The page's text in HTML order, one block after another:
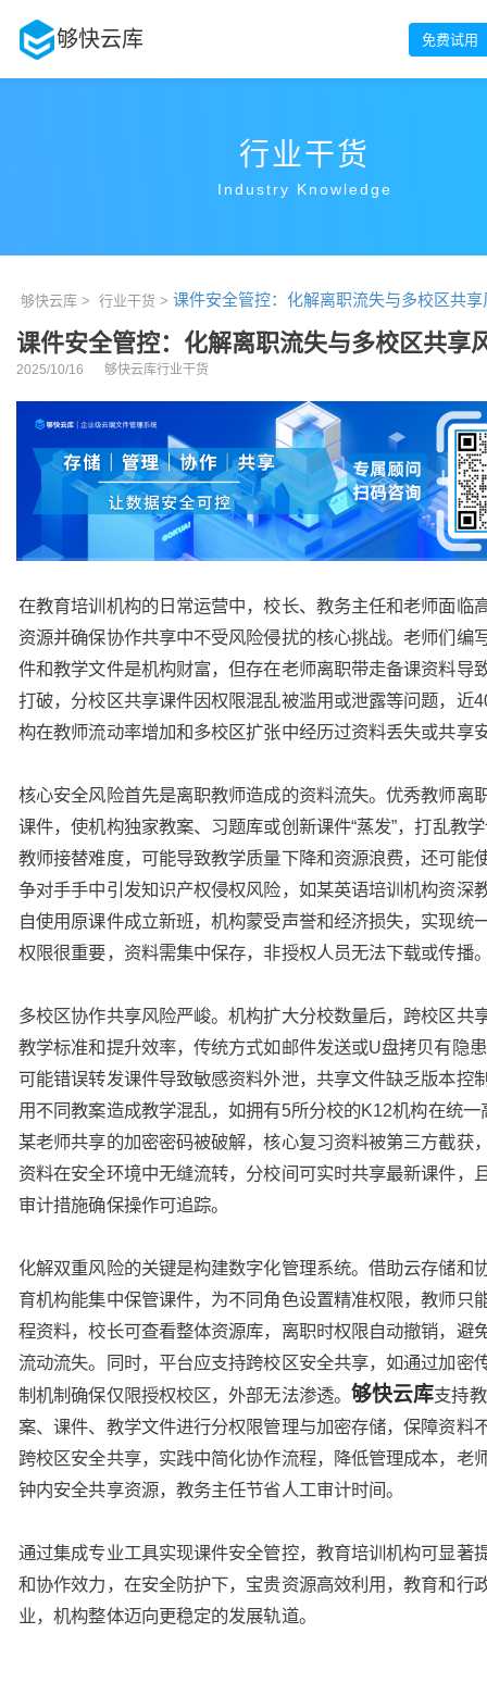
够快云库 免费试用
行业干货
Industry Knowledge
够快云库 > 行业干货 > 课件安全管控：化解离职流失与多校区共享
课件安全管控：化解离职流失与多校区共享
2025/10/16 够快云库行业干货
在教育培训机构的日常运营中，校长、教务主任和老师面临
资源并确保协作共享中不受风险侵扰的核心挑战。老师们编
件和教学文件是机构财富，但存在老师离职带走备课资料导
打破，分校区共享课件因权限混乱被滥用或泄露等问题，近
构在教师流动率增加和多校区扩张中经历过资料丢失或共享
核心安全风险首先是离职教师造成的资料流失。优秀教师离
课件，使机构独家教案、习题库或创新课件“蒸发”，打乱教
教师接替难度，可能导致教学质量下降和资源浪费，还可能
争对手手中引发知识产权侵权风险，如某英语培训机构资深
自使用原课件成立新班，机构蒙受声誉和经济损失，实现统
权限很重要，资料需集中保存，非授权人员无法下载或传播
多校区协作共享风险严峻。机构扩大分校数量后，跨校区共
教学标准和提升效率，传统方式如邮件发送或U盘拷贝有隐
可能错误转发课件导致敏感资料外泄，共享文件缺乏版本控
用不同教案造成教学混乱，如拥有5所分校的K12机构在统一
某老师共享的加密密码被破解，核心复习资料被第三方截获
资料在安全环境中无缝流转，分校间可实时共享最新课件，
审计措施确保操作可追踪。
化解双重风险的关键是构建数字化管理系统。借助云存储和
育机构能集中保管课件，为不同角色设置精准权限，教师只
程资料，校长可查看整体资源库，离职时权限自动撤销，避
流动流失。同时，平台应支持跨校区安全共享，如通过加密
制机制确保仅限授权校区，外部无法渗透。 够快云库支持
案、课件、教学文件进行分权限管理与加密存储，保障资料
跨校区安全共享，实践中简化协作流程，降低管理成本，老
钟内安全共享资源，教务主任节省人工审计时间。
通过集成专业工具实现课件安全管控，教育培训机构可显著
和协作效力，在安全防护下，宝贵资源高效利用，教育和行
业，机构整体迈向更稳定的发展轨道。